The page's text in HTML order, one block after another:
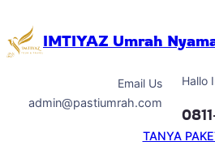
to
content
IMTIYAZ Umrah
Email Us
admin@pastiumrah.com
Hallo
TANYA